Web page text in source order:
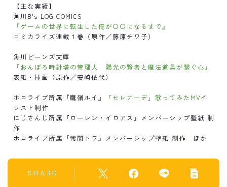
【主な実績】
角川B's-LOG COMICS
『ゲームの世界に転生した俺が〇〇になるまで』
コミカライズ連載１巻（原作／藤原チワ子）
角川ビーンズ文庫
『おんぼろ時計塔の管理人 陽光の賢者と魔法道具が繋ぐ心』
表紙・挿画（原作／安崎依代）
ホロライブ所属『鷹嶺ルイ』 「セレナーデ」歌ってみたMVイ
ラスト制作
にじさんじ所属『ローレン・イロアス』メンバーシップ壁紙 制
作
ホロライブ所属『常闇トワ』メンバーシップ壁紙 制作 ほか
SHARE